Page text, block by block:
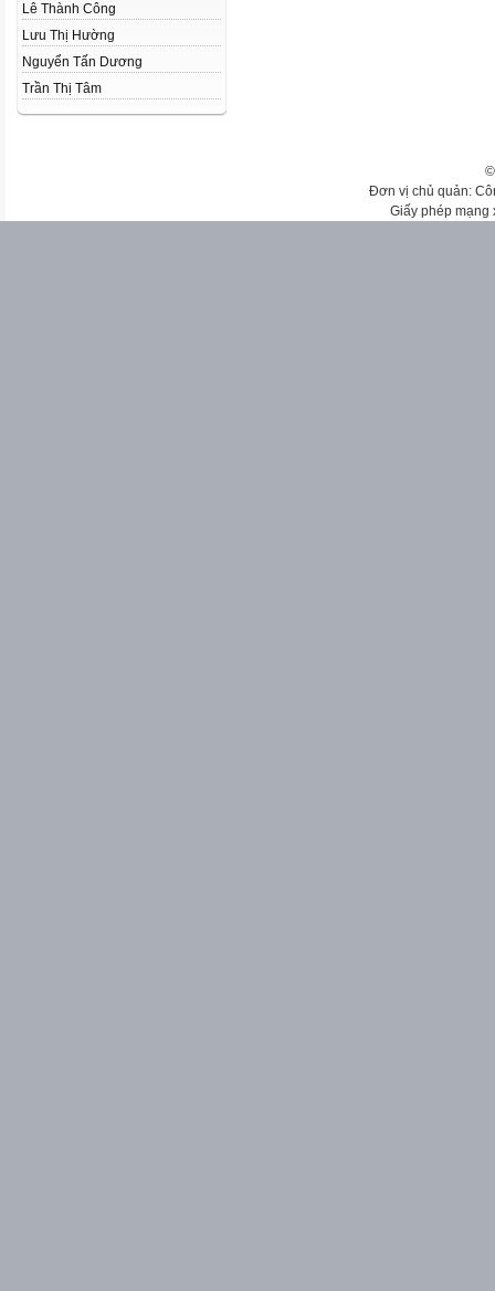
Lê Thành Công
Lưu Thị Hường
Nguyển Tấn Dương
Trần Thị Tâm
Đơn vị chủ quản:
Giấy phép mạng